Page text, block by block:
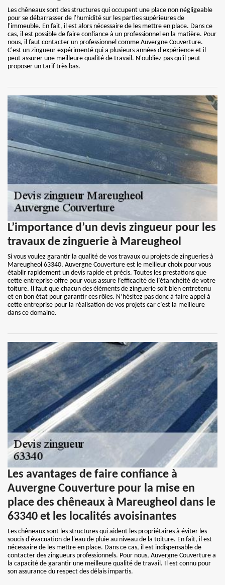
Les chêneaux sont des structures qui occupent une place non négligeable
pour se débarrasser de l'humidité sur les parties supérieures de
l'immeuble. En fait, il est alors nécessaire de les mettre en place. Dans ce
cas, il est possible de faire confiance à un professionnel en la matière. Pour
nous, il faut contacter un professionnel comme Auvergne Couverture.
C'est un zingueur expérimenté qui a plusieurs années d'expérience et il
peut assurer une meilleure qualité de travail. N'oubliez pas qu'il peut
proposer un tarif très bas.
L’importance d’un devis zingueur pour les
travaux de zinguerie à Mareugheol
Si vous voulez garantir la qualité de vos travaux ou projets de zingueries à
Mareugheol 63340, Auvergne Couverture est le meilleur choix pour vous
établir rapidement un devis rapide et précis. Toutes les prestations que
cette entreprise offre pour vous assure l’efficacité de l’étanchéité de votre
toiture. Il faut que chacun des éléments de zinguerie soit bien entretenu
et en bon état pour garantir ces rôles. N’hésitez pas donc à faire appel à
cette entreprise pour la réalisation de vos projets car c’est la meilleure
dans ce domaine.
Les avantages de faire confiance à
Auvergne Couverture pour la mise en
place des chêneaux à Mareugheol dans le
63340 et les localités avoisinantes
Les chêneaux sont les structures qui aident les propriétaires à éviter les
soucis d'évacuation de l'eau de pluie au niveau de la toiture. En fait, il est
nécessaire de les mettre en place. Dans ce cas, il est indispensable de
contacter des zingueurs professionnels. Pour nous, Auvergne Couverture a
la capacité de garantir une meilleure qualité de travail. Il est connu pour
son assurance du respect des délais impartis.